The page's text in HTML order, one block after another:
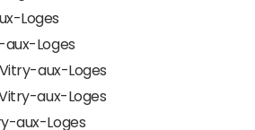
Loges
Loges
aux-Loges
aux-Loges
aux-Loges